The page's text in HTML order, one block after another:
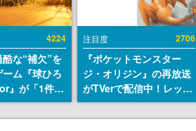
4224
な“補欠”を
ム『球ひろ
』が「1件」
リストをも
に対応し
注目度 2706
『ポケットモンスター
ジ・オリジン』の再放送
がTVerで配信中！レッド
（CV：竹内順子）が主人
公のオリジナルアニメ